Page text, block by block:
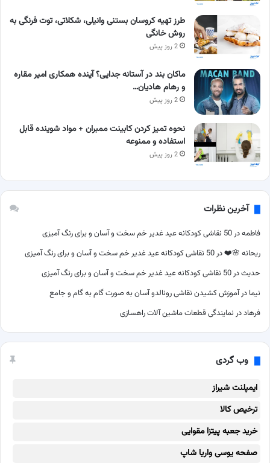
طرز تهیه کروسان بستنی وانیلی، شکلاتی، توت فرنگی به
روش خانگی
2 روز پیش
ماکان بند در آستانه جدایی؟ آینده همکاری امیر مقاره
و رهام هادیان…
2 روز پیش
نحوه تمیز کردن کابینت ممبران + مواد شوینده قابل
استفاده و ممنوعه
2 روز پیش
آخرین نظرات
فاطمهدر50 نقاشی کودکانه عید غدیر خم سخت و آسان و برای رنگ آمیزی
ریحانه 🌸❤️در50 نقاشی کودکانه عید غدیر خم سخت و آسان و برای رنگ آمیزی
حدیثدر50 نقاشی کودکانه عید غدیر خم سخت و آسان و برای رنگ آمیزی
نیما درآموزش کشیدن نقاشی رونالدو آسان به صورت گام به گام و جامع
فرهاددر نمایندگی قطعات ماشین آلات راهسازی
وب گردی
ایمپلنت شیراز
ترخیص کالا
خرید جعبه پیتزا مقوایی
صفحه یوسی واریا شاپ